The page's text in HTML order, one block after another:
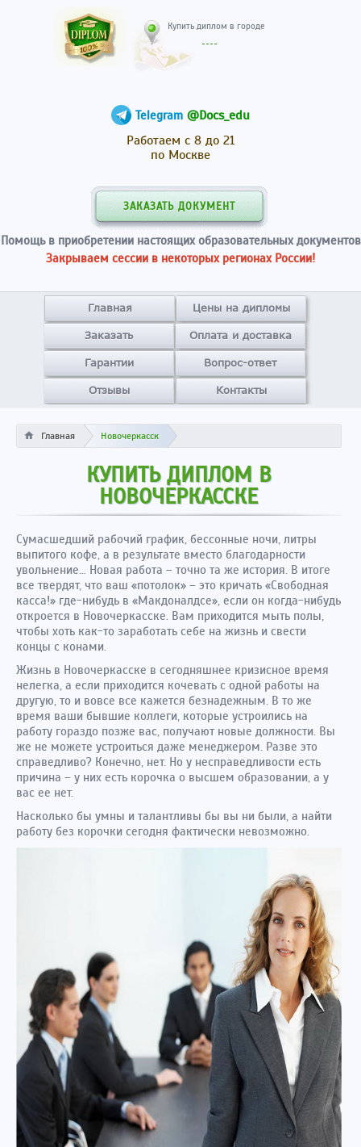
Telegram @Docs_edu
Работаем с 8 до 21
по Москве
ЗАКАЗАТЬ ДОКУМЕНТ
Помощь в приобретении настоящих образовательных документов
Закрываем сессии в некоторых регионах России!
Главная Цены на дипломы
Заказать Оплата и доставка
Гарантии Вопрос-ответ
Отзывы Контакты
Главная Новочеркасск
КУПИТЬ ДИПЛОМ В
НОВОЧЕРКАССКЕ
Сумасшедший рабочий график, бессонные ночи, литры
выпитого кофе, а в результате вместо благодарности
увольнение… Новая работа – точно та же история. В итоге
все твердят, что ваш «потолок» – это кричать «Свободная
касса!» где-нибудь в «Макдоналдсе», если он когда-нибудь
откроется в Новочеркасске. Вам приходится мыть полы,
чтобы хоть как-то заработать себе на жизнь и свести
концы с конами.
Жизнь в Новочеркасске в сегодняшнее кризисное время
нелегка, а если приходится кочевать с одной работы на
другую, то и вовсе все кажется безнадежным. В то же
время ваши бывшие коллеги, которые устроились на
работу гораздо позже вас, получают новые должности. Вы
же не можете устроиться даже менеджером. Разве это
справедливо? Конечно, нет. Но у несправедливости есть
причина – у них есть корочка о высшем образовании, а у
вас ее нет.
Насколько бы умны и талантливы бы вы ни были, а найти
работу без корочки сегодня фактически невозможно.